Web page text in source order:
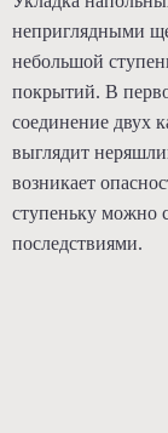
неприглядными
небольшой
покрытий. В
соединение двух
выглядит
возникает
ступеньку можно
последствиями.